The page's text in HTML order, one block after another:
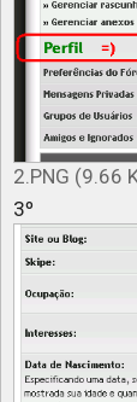
2.PNG (9.66
3º